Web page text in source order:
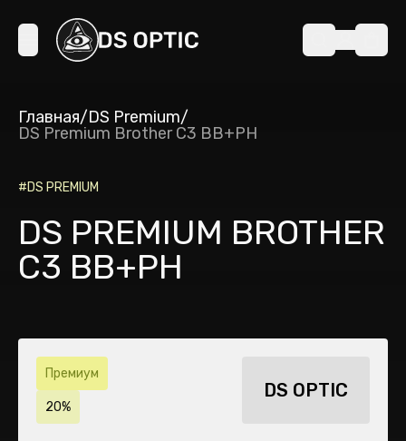
Главная/DS Premium/
DS Premium Brother C3 BB+PH
#DS PREMIUM
DS PREMIUM BROTHER
C3 BB+PH
Премиум
20%
DS OPTIC